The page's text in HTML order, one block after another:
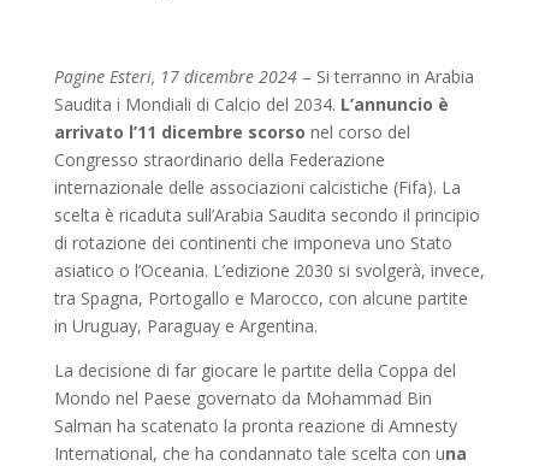
Pagine Esteri, 17 dicembre 2024– Si terranno in Arabia
Saudita i Mondiali di Calcio del 2034. L’annuncio è
arrivato l’11 dicembre scorso nel corso del
Congresso straordinario della Federazione
internazionale delle associazioni calcistiche (Fifa). La
scelta è ricaduta sull’Arabia Saudita secondo il principio
di rotazione dei continenti che imponeva uno Stato
asiatico o l’Oceania. L’edizione 2030 si svolgerà, invece,
tra Spagna, Portogallo e Marocco, con alcune partite
in Uruguay, Paraguay e Argentina.
La decisione di far giocare le partite della Coppa del
Mondo nel Paese governato da Mohammad Bin
Salman ha scatenato la pronta reazione di Amnesty
International, che ha condannato tale scelta con una